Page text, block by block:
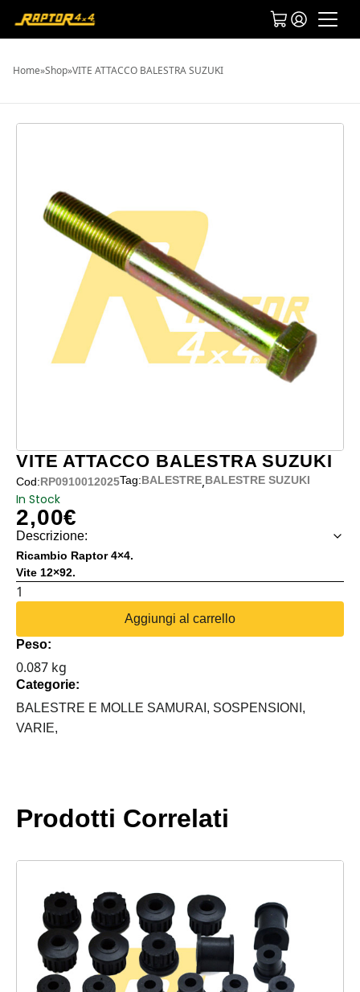
Home»Shop»VITE ATTACCO BALESTRA SUZUKI
VITE ATTACCO BALESTRA SUZUKI
Cod:RP0910012025Tag:BALESTRE,BALESTRE SUZUKI
In Stock
2,00€
Descrizione:
Ricambio Raptor 4×4.
Vite 12×92.
VITE
SUZUKI
quantità
Aggiungi al carrello
Peso:
0.087 kg
Categorie:
BALESTRE E MOLLE SAMURAI, SOSPENSIONI,
VARIE,
Prodotti Correlati